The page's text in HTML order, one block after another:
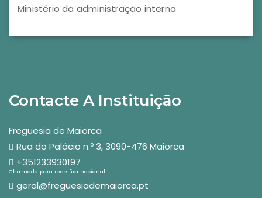
Ministério da administração interna
Contacte A Instituição
Freguesia de Maiorca
Rua do Palácio n.º 3, 3090-476 Maiorca
+351233930197
Chamada para rede fixa nacional
geral@freguesiademaiorca.pt